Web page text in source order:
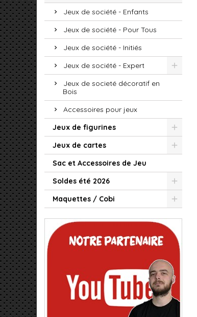
Jeux de société - Enfants
Jeux de société - Pour Tous
Jeux de société - Initiés
Jeux de société - Expert
Jeux de societé décoratif en
Bois
Accessoires pour jeux
Jeux de figurines
Jeux de cartes
Sac et Accessoires de Jeu
Soldes été 2026
Maquettes / Cobi